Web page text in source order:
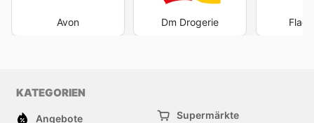
Avon Dm Drogerie
KATEGORIEN
Angebote Supermärkte